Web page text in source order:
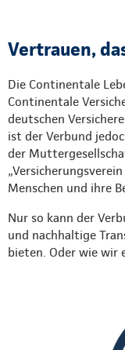
Vertrauen,
Die Continentale
Continentale
deutschen
ist der Verbund
der
Menschen und ihre
Nur so kann der
und nachhaltige
bieten. Oder wie wir